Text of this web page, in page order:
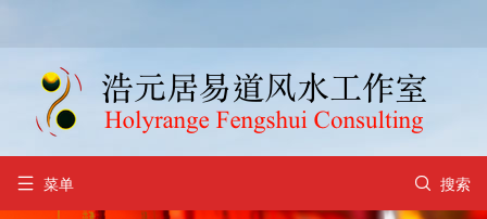
 菜单  搜索